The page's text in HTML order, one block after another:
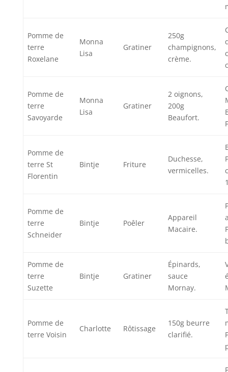
Pomme de
terre
Roxelane
Monna
Lisa
Gratiner
250g
champignons,
crème.
Pomme de
terre
Savoyarde
Monna
Lisa
Gratiner
2 oignons,
200g
Beaufort.
Pomme de
terre St
Florentin
Bintje Friture
Duchesse,
vermicelles.
Pomme de
terre
Schneider
Bintje Poêler
Appareil
Macaire.
Pomme de
terre
Suzette
Bintje Gratiner
Épinards,
sauce
Mornay.
Pomme de
terre Voisin
Charlotte Rôtissage
150g beurre
clarifié.